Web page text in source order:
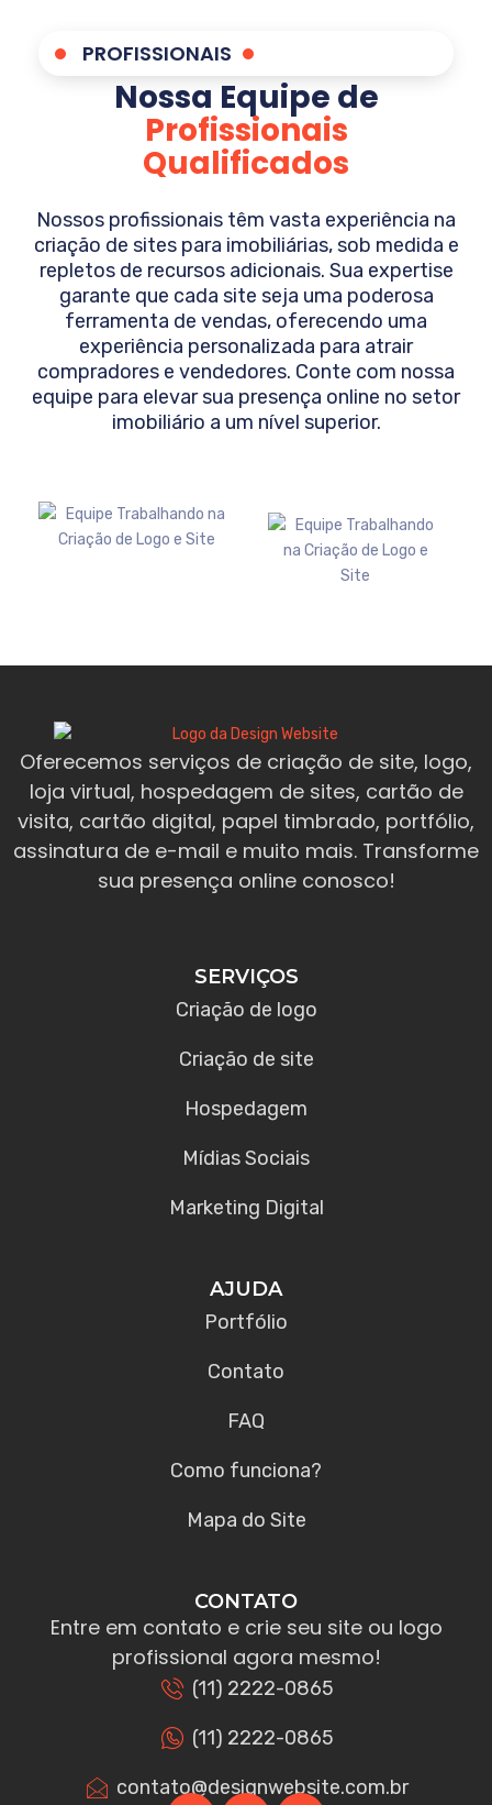
PROFISSIONAIS
Nossa Equipe de
Profissionais
Qualificados
Nossos profissionais têm vasta experiência na
criação de sites para imobiliárias, sob medida e
repletos de recursos adicionais. Sua expertise
garante que cada site seja uma poderosa
ferramenta de vendas, oferecendo uma
experiência personalizada para atrair
compradores e vendedores. Conte com nossa
equipe para elevar sua presença online no setor
imobiliário a um nível superior.
Oferecemos serviços de criação de site, logo,
loja virtual, hospedagem de sites, cartão de
visita, cartão digital, papel timbrado, portfólio,
assinatura de e-mail e muito mais. Transforme
sua presença online conosco!
SERVIÇOS
Criação de logo
Criação de site
Hospedagem
Mídias Sociais
Marketing Digital
AJUDA
Portfólio
Contato
FAQ
Como funciona?
Mapa do Site
CONTATO
Entre em contato e crie seu site ou logo
profissional agora mesmo!
(11) 2222-0865
(11) 2222-0865
contato@designwebsite.com.br